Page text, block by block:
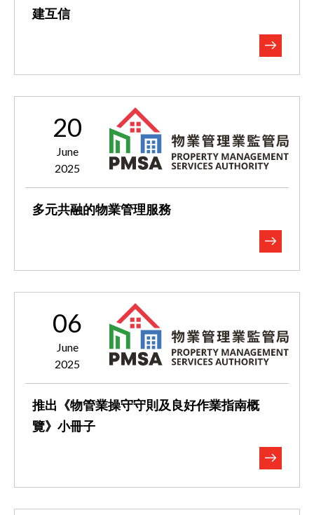
建互信
20
June
2025
多元共融的物業管理服務
06
June
2025
推出《物管業操守守則及良好作業指南概
覽》小冊子